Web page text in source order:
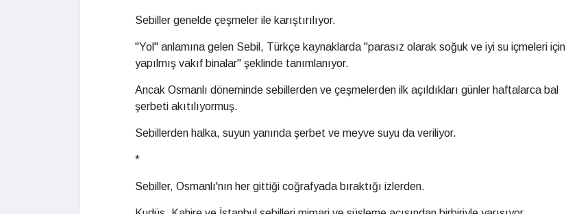
Sebiller genelde çeşmeler ile karıştırılıyor.
"Yol" anlamına gelen Sebil, Türkçe kaynaklarda "parasız olarak soğuk ve iyi su içmeleri için
yapılmış vakıf binalar" şeklinde tanımlanıyor.
Ancak Osmanlı döneminde sebillerden ve çeşmelerden ilk açıldıkları günler haftalarca bal
şerbeti akıtılıyormuş.
Sebillerden halka, suyun yanında şerbet ve meyve suyu da veriliyor.
*
Sebiller, Osmanlı'nın her gittiği coğrafyada bıraktığı izlerden.